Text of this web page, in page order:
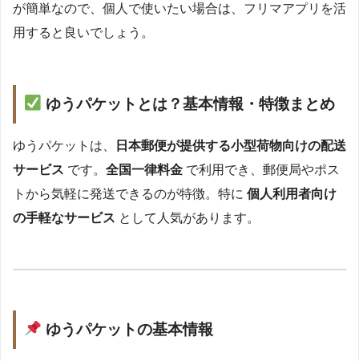
が簡単なので、個人で使いたい場合は、フリマアプリを活
用すると良いでしょう。
ゆうパケットとは？基本情報・特徴まとめ
ゆうパケットは、
日本郵便が提供する小型荷物向けの配送
サービス です。 全国一律料金 で利用でき、郵便局やポス
トから気軽に発送できるのが特徴。特に 個人利用者向け
の手軽なサービス として人気があります。
ゆうパケットの基本情報